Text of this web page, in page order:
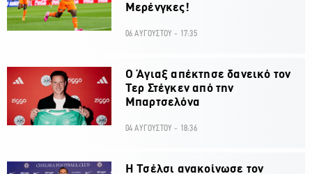
Μερένγκες!
06 ΑΥΓΟΥΣΤΟΥ - 17:35
Ο Άγιαξ απέκτησε δανεικό τον
Τερ Στέγκεν από την
Μπαρτσελόνα
04 ΑΥΓΟΥΣΤΟΥ - 18:36
H Τσέλσι ανακοίνωσε τον